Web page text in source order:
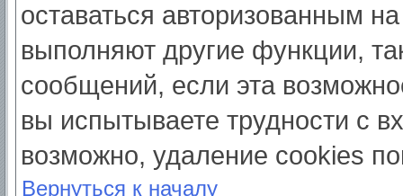
оставаться авторизованным
выполняют другие функции,
сообщений, если эта
вы испытываете трудности с
возможно, удаление cookies
Вернуться к началу